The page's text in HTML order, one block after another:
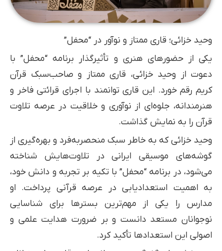
وحید خزائی؛ قاری ممتاز و نوآور در “محفل”
یکی از حضورهای هنری و تأثیرگذار برنامه “محفل” با
دعوت از وحید خزائی، قاری ممتاز و صاحب‌سبک قرآن
کریم رقم خورد. این قاری توانمند با اجرای قرائتی فاخر و
هنرمندانه، جلوه‌ای از نوآوری و خلاقیت در عرصه تلاوت
قرآن را به نمایش گذاشت.
وحید خزائی که به خاطر سبک منحصربه‌فرد و بهره‌گیری از
گوشه‌های موسیقی ایرانی در تلاوت‌هایش شناخته
می‌شود، در برنامه “محفل” با تکیه بر تجربه و دانش خود،
به اهمیت استعدادیابی در عرصه قرآنی پرداخت. او
مدارس را یکی از مهم‌ترین بسترها برای شناسایی
نوجوانان مستعد دانست و بر ضرورت هدایت علمی و
اصولی این استعدادها تأکید کرد.